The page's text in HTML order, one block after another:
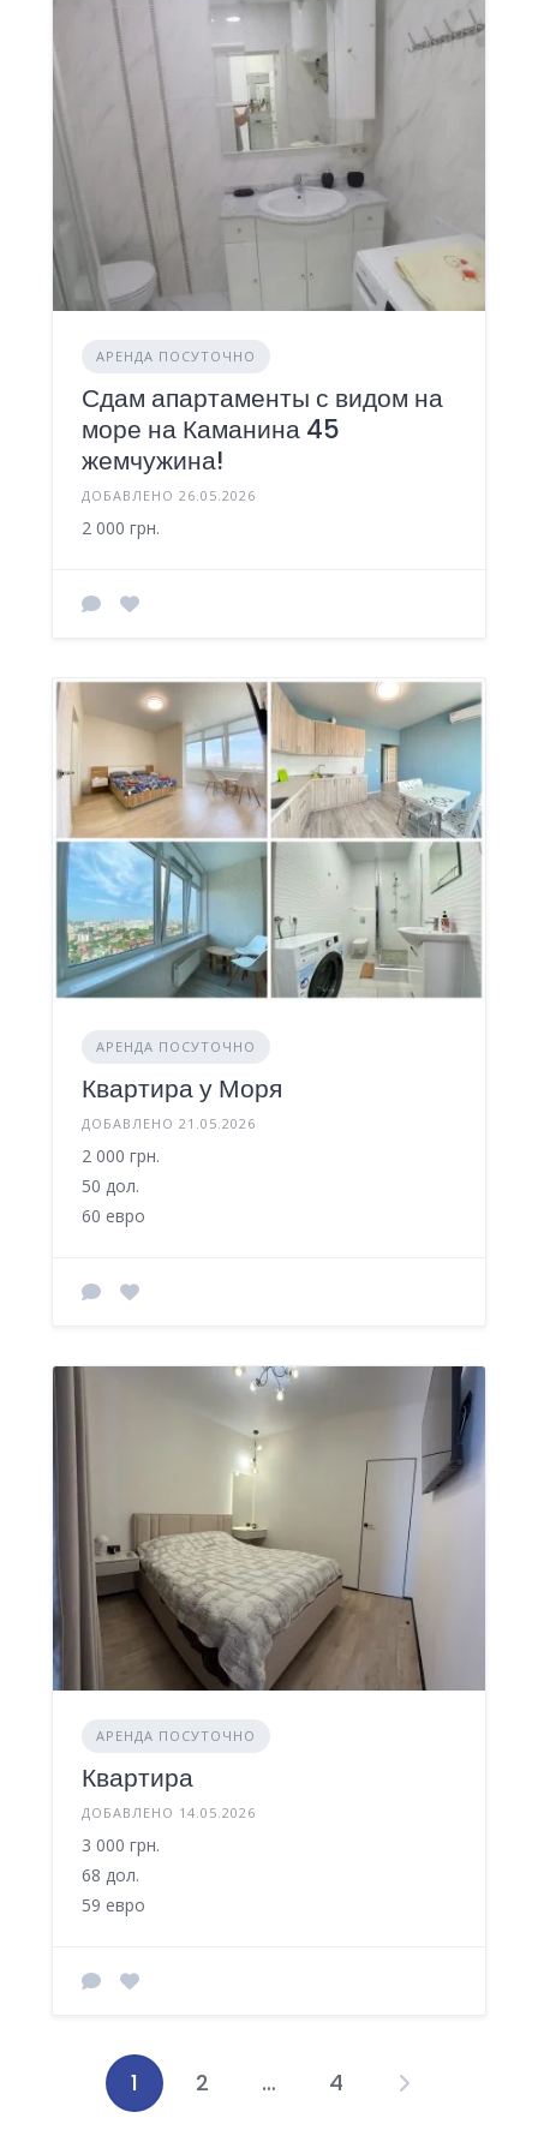
АРЕНДА ПОСУТОЧНО
Сдам апартаменты с видом на
море на Каманина 45
жемчужина!
ДОБАВЛЕНО 26.05.2026
2 000 грн.
АРЕНДА ПОСУТОЧНО
Квартира у Моря
ДОБАВЛЕНО 21.05.2026
2 000 грн.
50 дол.
60 евро
АРЕНДА ПОСУТОЧНО
Квартира
ДОБАВЛЕНО 14.05.2026
3 000 грн.
68 дол.
59 евро
Пагинация
1 2 … 4